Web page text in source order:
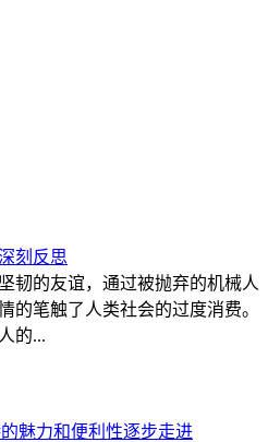
刻反思
韧的友谊，通过被抛弃的机械人
的笔触了人类社会的过度消费。
的...
魅力和便利性逐步走进